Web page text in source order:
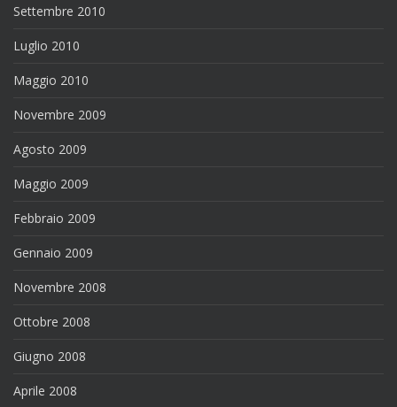
Settembre 2010
Luglio 2010
Maggio 2010
Novembre 2009
Agosto 2009
Maggio 2009
Febbraio 2009
Gennaio 2009
Novembre 2008
Ottobre 2008
Giugno 2008
Aprile 2008